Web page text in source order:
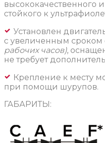
высококачественного
стойкого к
Установлен
с увеличенным сроком
рабочих часов),
не требует
Крепление к месту
при помощи шурупов.
ГАБАРИТЫ: